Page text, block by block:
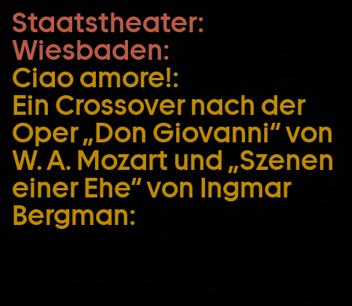
Zum Hauptinhalt springen
Zum Footer springen
Staatstheater:
Wiesbaden:
Ciao amore!:
Ein Crossover nach der
Oper „Don Giovanni“ von
W. A. Mozart und „Szenen
einer Ehe“ von Ingmar
Bergman: